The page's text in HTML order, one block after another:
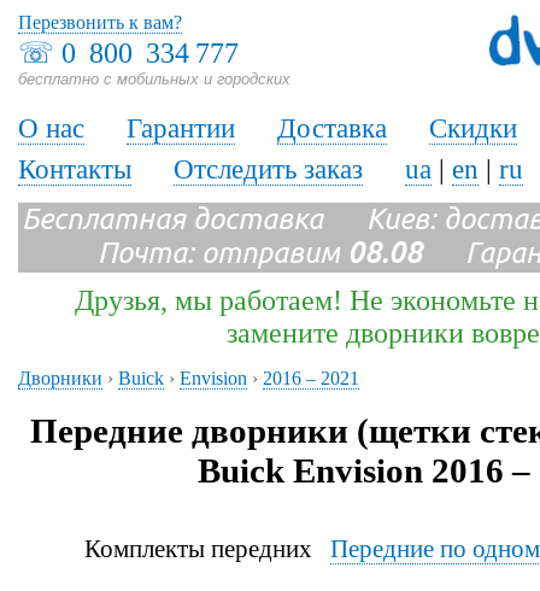
☏ 0 800 334 777
бесплатно с мобильных и городских
Перезвонить к вам?
О нас Гарантии Доставка
Скидки
Контакты
Отследить заказ ua | en | ru
Бесплатная доставка Киев:
Почта: отправим 08.08
Друзья, мы работаем! Не экономьте
замените дворники
Дворники › Buick › Envision › 2016 – 2021
Передние дворники (щетки
Buick Envision 2016 –
Комплекты передних Передние по